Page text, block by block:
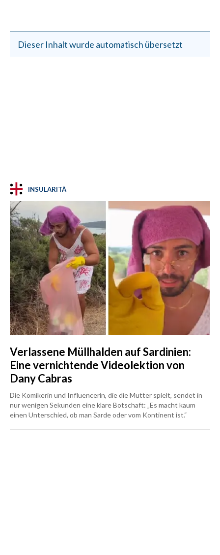
Dieser Inhalt wurde automatisch übersetzt
INSULARITÀ
Verlassene Müllhalden auf Sardinien:
Eine vernichtende Videolektion von
Dany Cabras
Die Komikerin und Influencerin, die die Mutter spielt, sendet in
nur wenigen Sekunden eine klare Botschaft: „Es macht kaum
einen Unterschied, ob man Sarde oder vom Kontinent ist.“